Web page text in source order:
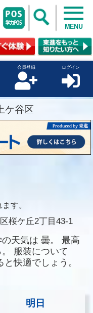
MENU
会員登録 ログイン
ケ谷区
す。
桜ケ丘2丁目43-1
天気は 曇。
最高
服装について
快適でしょう。
明日